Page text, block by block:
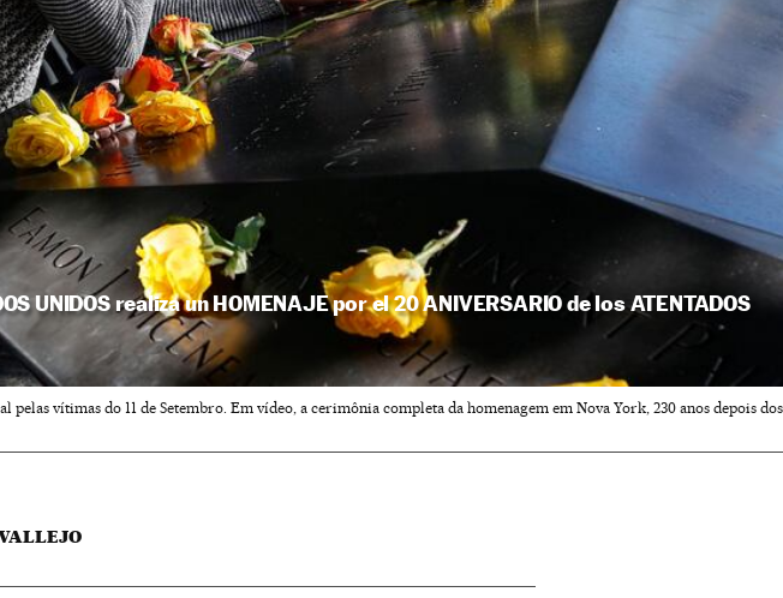
UNIDOS realiza un HOMENAJE por el 20 ANIVERSARIO de los ATENTADOS
vítimas do 11 de Setembro. Em vídeo, a cerimônia completa da homenagem em Nova York, 230 anos depois